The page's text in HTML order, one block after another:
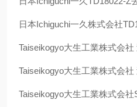
日本Ichiguchi一久株式会社
Taiseikogyo大生工業株式会社
Taiseikogyo大生工業株式会社
Taiseikogyo大生工業株式会社